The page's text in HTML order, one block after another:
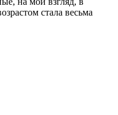
стала весьма